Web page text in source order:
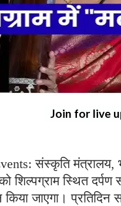
Join for live
संस्कृति मंत्रालय,
शिल्पग्राम स्थित
जाएगा।